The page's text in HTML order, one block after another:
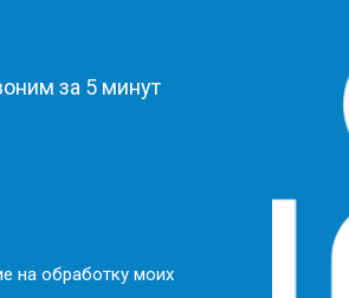
за 5 минут
на обработку моих